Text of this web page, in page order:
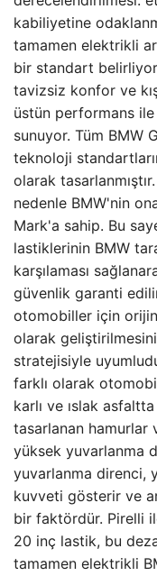
kabiliyetine
tamamen elektrikli
bir standart belirliyor
tavizsiz konfor ve
üstün performans
sunuyor. Tüm BMW
teknoloji
olarak
nedenle BMW'nin
Mark'a sahip. Bu
lastiklerinin BMW
karşılaması
güvenlik garanti
otomobiller için
olarak
stratejisiyle
farklı olarak
karlı ve ıslak
tasarlanan hamurlar
yüksek yuvarlanma
yuvarlanma direnci,
kuvveti gösterir ve
bir faktördür. Pirelli
20 inç lastik, bu
tamamen elektrikli